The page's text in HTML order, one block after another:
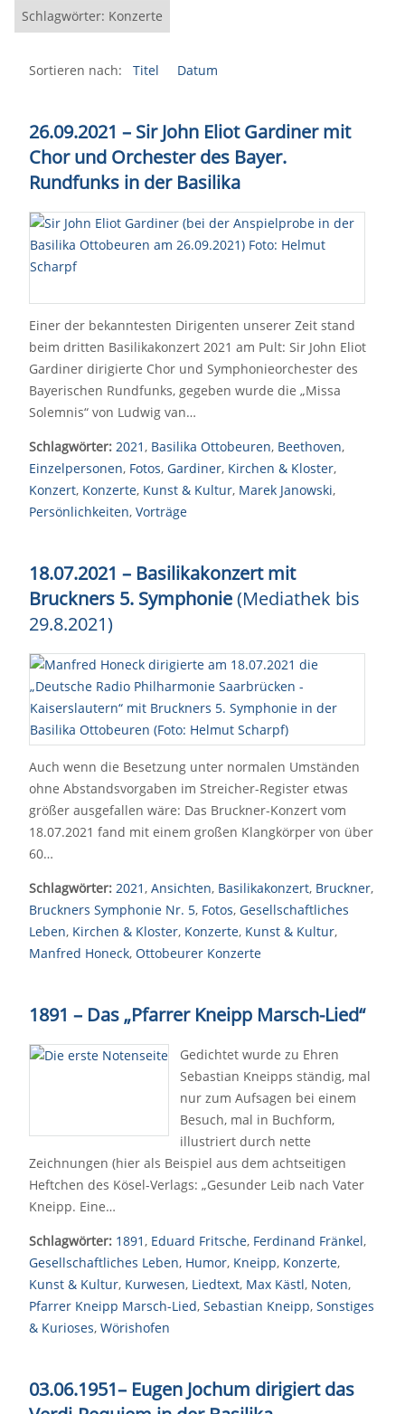
Schlagwörter: Konzerte
Sortieren nach: Titel Datum
26.09.2021 – Sir John Eliot Gardiner mit
Chor und Orchester des Bayer.
Rundfunks in der Basilika
Einer der bekanntesten Dirigenten unserer Zeit stand
beim dritten Basilikakonzert 2021 am Pult: Sir John Eliot
Gardiner dirigierte Chor und Symphonieorchester des
Bayerischen Rundfunks, gegeben wurde die „Missa
Solemnis“ von Ludwig van…
Schlagwörter: 2021, Basilika Ottobeuren, Beethoven,
Einzelpersonen, Fotos, Gardiner, Kirchen & Kloster,
Konzert, Konzerte, Kunst & Kultur, Marek Janowski,
Persönlichkeiten, Vorträge
18.07.2021 – Basilikakonzert mit
Bruckners 5. Symphonie(Mediathek bis
29.8.2021)
Auch wenn die Besetzung unter normalen Umständen
ohne Abstandsvorgaben im Streicher-Register etwas
größer ausgefallen wäre: Das Bruckner-Konzert vom
18.07.2021 fand mit einem großen Klangkörper von über
60…
Schlagwörter: 2021, Ansichten, Basilikakonzert, Bruckner,
Bruckners Symphonie Nr. 5, Fotos, Gesellschaftliches
Leben, Kirchen & Kloster, Konzerte, Kunst & Kultur,
Manfred Honeck, Ottobeurer Konzerte
1891 – Das „Pfarrer Kneipp Marsch-Lied“
Gedichtet wurde zu Ehren
Sebastian Kneipps ständig, mal
nur zum Aufsagen bei einem
Besuch, mal in Buchform,
illustriert durch nette
Zeichnungen (hier als Beispiel aus dem achtseitigen
Heftchen des Kösel-Verlags: „Gesunder Leib nach Vater
Kneipp. Eine…
Schlagwörter: 1891, Eduard Fritsche, Ferdinand Fränkel,
Gesellschaftliches Leben, Humor, Kneipp, Konzerte,
Kunst & Kultur, Kurwesen, Liedtext, Max Kästl, Noten,
Pfarrer Kneipp Marsch-Lied, Sebastian Kneipp, Sonstiges
& Kurioses, Wörishofen
03.06.1951– Eugen Jochum dirigiert das